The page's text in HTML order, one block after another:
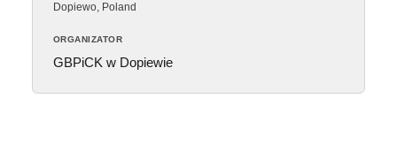
Dopiewo, Poland
ORGANIZATOR
GBPiCK w Dopiewie